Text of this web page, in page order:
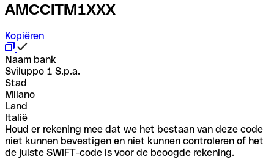
AMCCITM1XXX
Kopiëren
Naam bank
Sviluppo 1 S.p.a.
Stad
Milano
Land
Italië
Houd er rekening mee dat we het bestaan van deze code
niet kunnen bevestigen en niet kunnen controleren of het
de juiste SWIFT-code is voor de beoogde rekening.